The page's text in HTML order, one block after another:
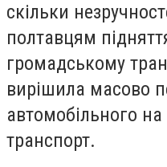
скільки
полтавцям
громадському
вирішила масово
автомобільного
транспорт.